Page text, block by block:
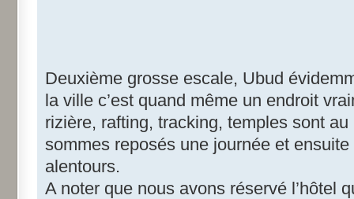
Deuxième grosse escale, Ubud
la ville c’est quand même un endroit
rizière, rafting, tracking, temples sont
sommes reposés une journée et
alentours.
A noter que nous avons réservé l’hôtel